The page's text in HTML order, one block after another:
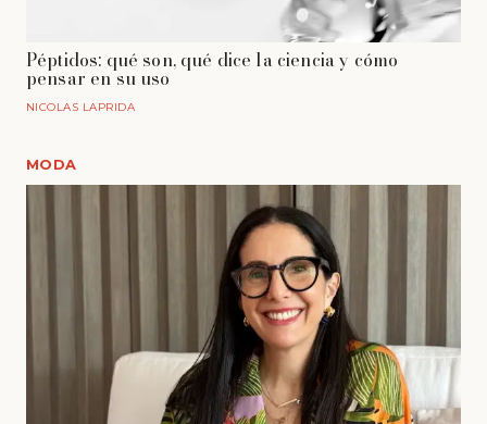
Péptidos: qué son, qué dice la ciencia y cómo
pensar en su uso
NICOLAS LAPRIDA
MODA